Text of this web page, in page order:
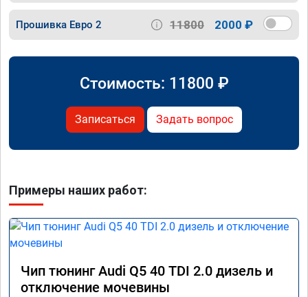
Прошивка Евро 2 11800 2000 ₽
Стоимость: 11800 ₽
Записаться Задать вопрос
Примеры наших работ:
Чип тюнинг Audi Q5 40 TDI 2.0 дизель и
отключение мочевины